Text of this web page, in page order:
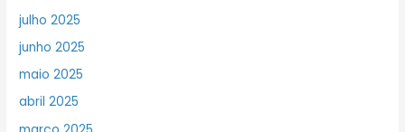
julho 2025
junho 2025
maio 2025
abril 2025